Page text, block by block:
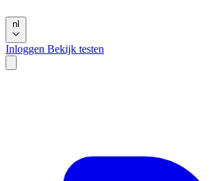
nl
Inloggen Bekijk testen